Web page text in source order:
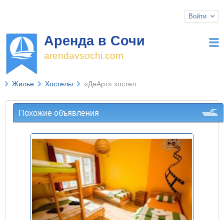
Войти
Аренда в Cочи
arendavsochi.com
Жилье Хостелы «ДеАрт» хостел
Похожие объявления